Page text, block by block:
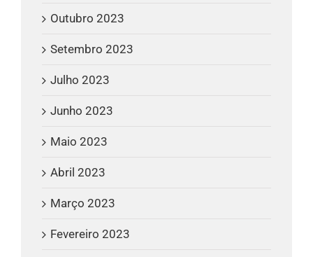
Outubro 2023
Setembro 2023
Julho 2023
Junho 2023
Maio 2023
Abril 2023
Março 2023
Fevereiro 2023